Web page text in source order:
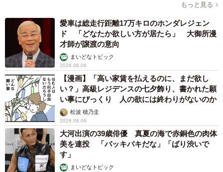
もっと見る
愛車は総走行距離17万キロのホンダレジェン
ド 「どなたか欲しい方が居たら」 大御所漫
才師が譲渡の意向
まいどなトピック
2026.08.06
【漫画】「高い家賃を払えるのに、まだ欲し
い？」高級レジデンスの七夕飾り、書かれた願
い事にびっくり 人の欲には終わりがないのか
松波 穂乃圭
2026.08.06
大河出演の39歳俳優 真夏の海で赤銅色の肉体
美を連投 「バッキバキだな」「ばり渋いで
す」
まいどなトピック